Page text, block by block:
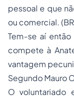
pessoal e que
ou comercial.
Tem-se aí
compete à
vantagem
Segundo Mauro
O voluntariado